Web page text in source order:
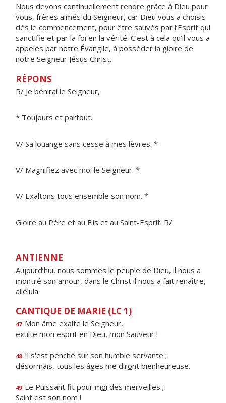
Nous devons continuellement rendre grâce à Dieu pour
vous, frères aimés du Seigneur, car Dieu vous a choisis
dès le commencement, pour être sauvés par l’Esprit qui
sanctifie et par la foi en la vérité. C’est à cela qu’il vous a
appelés par notre Évangile, à posséder la gloire de
notre Seigneur Jésus Christ.
RÉPONS
R/ Je bénirai le Seigneur,
* Toujours et partout.
V/ Sa louange sans cesse à mes lèvres. *
V/ Magnifiez avec moi le Seigneur. *
V/ Exaltons tous ensemble son nom. *
Gloire au Père et au Fils et au Saint-Esprit. R/
ANTIENNE
Aujourd’hui, nous sommes le peuple de Dieu, il nous a
montré son amour, dans le Christ il nous a fait renaître,
alléluia.
CANTIQUE DE MARIE (LC 1)
47 Mon âme exalte le Seigneur,
exulte mon esprit en Dieu, mon Sauveur !
48 Il s'est penché sur son humble servante ;
désormais, tous les âges me diront bienheureuse.
49 Le Puissant fit pour moi des merveilles ;
Saint est son nom !